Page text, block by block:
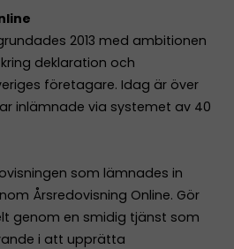
2013 med ambitionen
deklaration och
företagare. Idag är över
inlämnade via systemet av 40
som lämnades in
Årsredovisning Online. Gör
genom en smidig tjänst som
i att upprätta